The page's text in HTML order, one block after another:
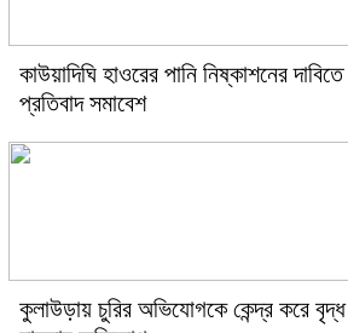
কাউয়াদিঘি হাওরের পানি নিষ্কাশনের
প্রতিবাদ সমাবেশ
কুলাউড়ায় চুরির অভিযোগকে কেন্দ্র করে